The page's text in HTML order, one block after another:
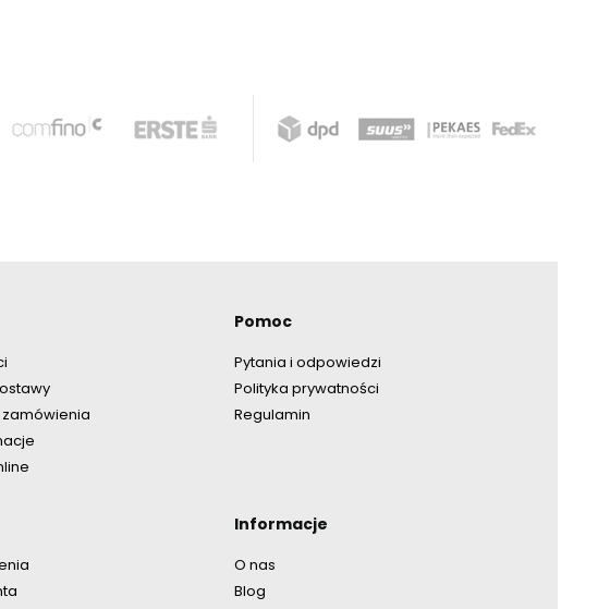
stopce Pomoc
Pytania i odpowiedzi
Polityka prywatności
Regulamin
Informacje
O nas
Blog